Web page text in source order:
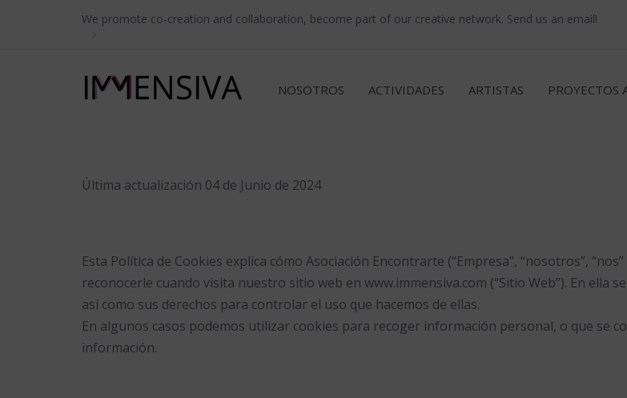
We promote co-creation and collaboration, become part of our creative network. Send us an email!
NOSOTROS ACTIVIDADES ARTISTAS PROYECTOS
Última actualización 04 de Junio de 2024
Esta Política de Cookies explica cómo Asociación Encontrarte (“Empresa”, “nosotros”,
reconocerle cuando visita nuestro sitio web en www.immensiva.com (“Sitio Web”). En ella
así como sus derechos para controlar el uso que hacemos de ellas.
En algunos casos podemos utilizar cookies para recoger información personal, o que se
información.